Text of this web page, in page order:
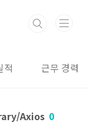
적 근무 경력
Axios 0